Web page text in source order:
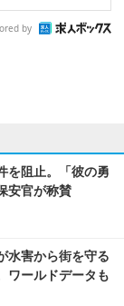
by
を阻止。「彼の勇
安官が称賛
水害から街を守る
ワールドデータも